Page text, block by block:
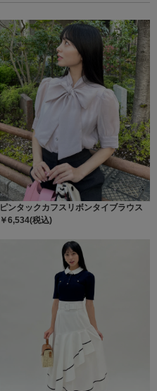
ピンタックカフスリボンタイブラウス
￥6,534(税込)